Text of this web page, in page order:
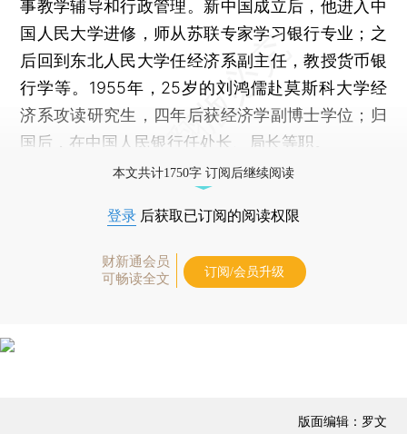
事教学辅导和行政管理。新中国成立后，他进入中
国人民大学进修，师从苏联专家学习银行专业；之
后回到东北人民大学任经济系副主任，教授货币银
行学等。1955年，25岁的刘鸿儒赴莫斯科大学经
济系攻读研究生，四年后获经济学副博士学位；归
国后，在中国人民银行任处长、局长等职。
本文共计1750字 订阅后继续阅读
登录 后获取已订阅的阅读权限
财新通会员
可畅读全文
订阅/会员升级
版面编辑：罗文